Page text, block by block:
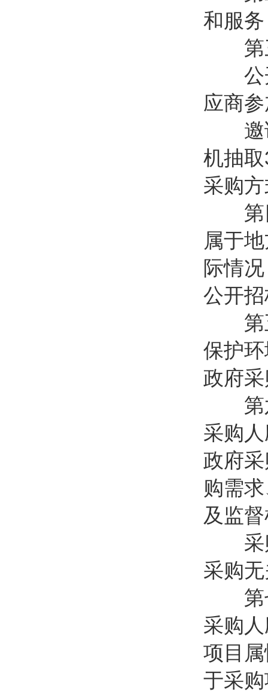
和服
第三
公开
应商
邀请
机抽
采购
第
属于
际情
公开
第五
保护
政府
第
采购
政府
购需
及监
采购
采购
第
采购
项目
于采